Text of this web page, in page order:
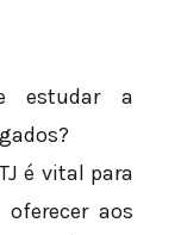
estudar a
é vital para
aos